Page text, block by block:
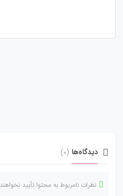
دیدگاه‌ها (0)
نظرات نامربوط به محتوا تأیید